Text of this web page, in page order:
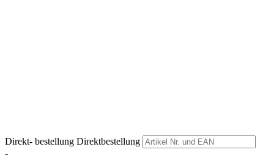
Direkt- bestellung Direktbestellung